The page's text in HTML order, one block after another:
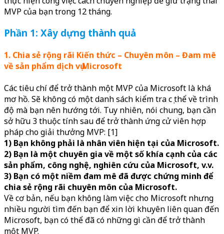
MVP của bạn trong 12 tháng.
Phần 1: Xây dựng thành quả
1. Chia sẻ rộng rãi Kiến thức – Chuyên môn – Đam mê
về sản phẩm dịch vụ Microsoft
Các tiêu chí để trở thành một MVP của Microsoft là khá
mơ hồ. Sẽ không có một danh sách kiểm tra cụ thể về trình
độ mà bạn nên hướng tới. Tuy nhiên, nói chung, bạn cần
sở hữu 3 thuộc tính sau để trở thành ứng cử viên hợp
pháp cho giải thưởng MVP: [1]
1) Bạn không phải là nhân viên hiện tại của Microsoft.
2) Bạn là một chuyên gia về một số khía cạnh của các
sản phẩm, công nghệ, nghiên cứu của Microsoft, v.v.
3) Bạn có một niềm đam mê đã được chứng minh để
chia sẻ rộng rãi chuyên môn của Microsoft.
Về cơ bản, nếu bạn không làm việc cho Microsoft nhưng
nhiều người tìm đến bạn để xin lời khuyên liên quan đến
Microsoft, bạn có thể đã có những gì cần để trở thành
một MVP.